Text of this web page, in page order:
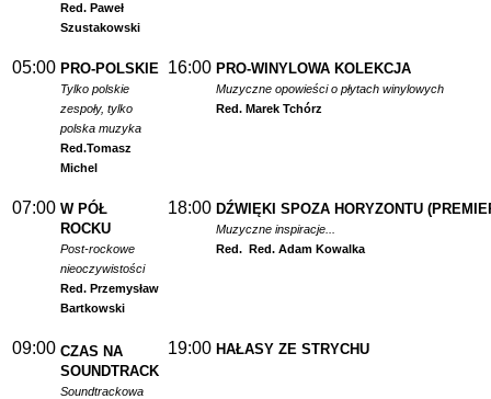
Red. Paweł
Szustakowski
05:00 PRO-POLSKIE
Tylko polskie
zespoły, tylko
polska muzyka
Red.Tomasz
Michel
16:00 PRO-WINYLOWA KOLEKCJA
Muzyczne opowieści o płytach winylowych
Red. Marek Tchórz
07:00 W PÓŁ
ROCKU
Post-rockowe
nieoczywistości
Red. Przemysław
Bartkowski
18:00 DŹWIĘKI SPOZA HORYZONTU
Muzyczne inspiracje...
Red. Red. Adam Kowalka
09:00 CZAS NA
SOUNDTRACK
Soundtrackowa
19:00 HAŁASY ZE STRYCHU